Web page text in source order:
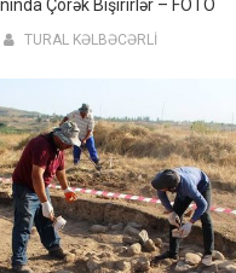
Çörək Bişirirlər – FOTO
TURAL KƏLBƏCƏRLİ